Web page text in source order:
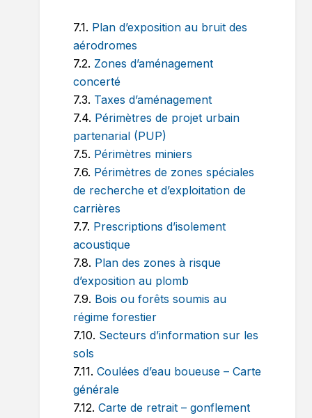
7.1. Plan d’exposition au bruit des
aérodromes
7.2. Zones d’aménagement
concerté
7.3. Taxes d’aménagement
7.4. Périmètres de projet urbain
partenarial (PUP)
7.5. Périmètres miniers
7.6. Périmètres de zones spéciales
de recherche et d’exploitation de
carrières
7.7. Prescriptions d’isolement
acoustique
7.8. Plan des zones à risque
d’exposition au plomb
7.9. Bois ou forêts soumis au
régime forestier
7.10. Secteurs d’information sur les
sols
7.11. Coulées d’eau boueuse – Carte
générale
7.12. Carte de retrait – gonflement